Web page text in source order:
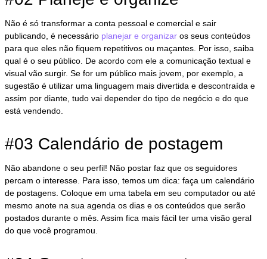
Não é só transformar a conta pessoal e comercial e sair
publicando, é necessário planejar e organizar os seus conteúdos
para que eles não fiquem repetitivos ou maçantes. Por isso, saiba
qual é o seu público. De acordo com ele a comunicação textual e
visual vão surgir. Se for um público mais jovem, por exemplo, a
sugestão é utilizar uma linguagem mais divertida e descontraída e
assim por diante, tudo vai depender do tipo de negócio e do que
está vendendo.
#03 Calendário de postagem
Não abandone o seu perfil! Não postar faz que os seguidores
percam o interesse. Para isso, temos um dica: faça um calendário
de postagens. Coloque em uma tabela em seu computador ou até
mesmo anote na sua agenda os dias e os conteúdos que serão
postados durante o mês. Assim fica mais fácil ter uma visão geral
do que você programou.